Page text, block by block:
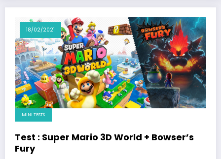
18/02/2021
MINI TESTS
Test : Super Mario 3D World + Bowser’s
Fury